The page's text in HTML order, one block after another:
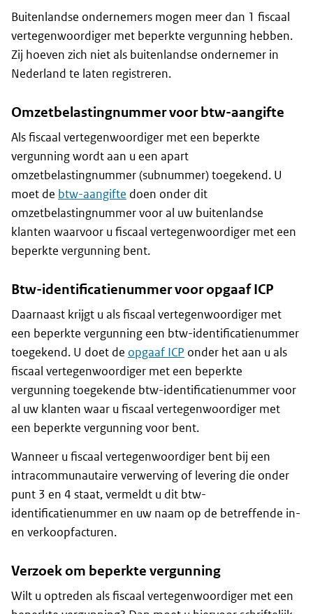
Buitenlandse ondernemers mogen meer dan 1 fiscaal
vertegenwoordiger met beperkte vergunning hebben.
Zij hoeven zich niet als buitenlandse ondernemer in
Nederland te laten registreren.
Omzetbelastingnummer voor btw-aangifte
Als fiscaal vertegenwoordiger met een beperkte
vergunning wordt aan u een apart
omzetbelastingnummer (subnummer) toegekend. U
moet de btw-aangifte doen onder dit
omzetbelastingnummer voor al uw buitenlandse
klanten waarvoor u fiscaal vertegenwoordiger met een
beperkte vergunning bent.
Btw-identificatienummer voor opgaaf ICP
Daarnaast krijgt u als fiscaal vertegenwoordiger met
een beperkte vergunning een btw-identificatienummer
toegekend. U doet de opgaaf ICP onder het aan u als
fiscaal vertegenwoordiger met een beperkte
vergunning toegekende btw-identificatienummer voor
al uw klanten waar u fiscaal vertegenwoordiger met
een beperkte vergunning voor bent.
Wanneer u fiscaal vertegenwoordiger bent bij een
intracommunautaire verwerving of levering die onder
punt 3 en 4 staat, vermeldt u dit btw-
identificatienummer en uw naam op de betreffende in-
en verkoopfacturen.
Verzoek om beperkte vergunning
Wilt u optreden als fiscaal vertegenwoordiger met een